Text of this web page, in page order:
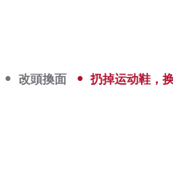
改頭換面 扔掉运动鞋，